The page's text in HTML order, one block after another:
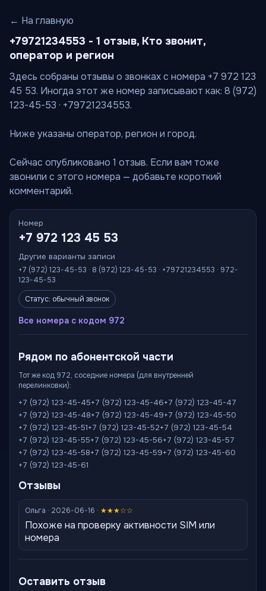
← На главную
+79721234553 - 1 отзыв, Кто звонит,
оператор и регион
Здесь собраны отзывы о звонках с номера +7 972 123
45 53. Иногда этот же номер записывают как: 8 (972)
123-45-53 · +79721234553.
Ниже указаны оператор, регион и город.
Сейчас опубликовано 1 отзыв. Если вам тоже
звонили с этого номера — добавьте короткий
комментарий.
Номер
+7 972 123 45 53
Другие варианты записи
+7 (972) 123-45-53 · 8 (972) 123-45-53 · +79721234553 · 972-
123-45-53
Статус: обычный звонок
Все номера с кодом 972
Рядом по абонентской части
Тот же код 972, соседние номера (для внутренней
перелинковки):
+7 (972) 123-45-45+7 (972) 123-45-46+7 (972) 123-45-47
+7 (972) 123-45-48+7 (972) 123-45-49+7 (972) 123-45-50
+7 (972) 123-45-51+7 (972) 123-45-52+7 (972) 123-45-54
+7 (972) 123-45-55+7 (972) 123-45-56+7 (972) 123-45-57
+7 (972) 123-45-58+7 (972) 123-45-59+7 (972) 123-45-60
+7 (972) 123-45-61
Отзывы
Ольга · 2026-06-16 · ★★★☆☆
Похоже на проверку активности SIM или
номера
Оставить отзыв